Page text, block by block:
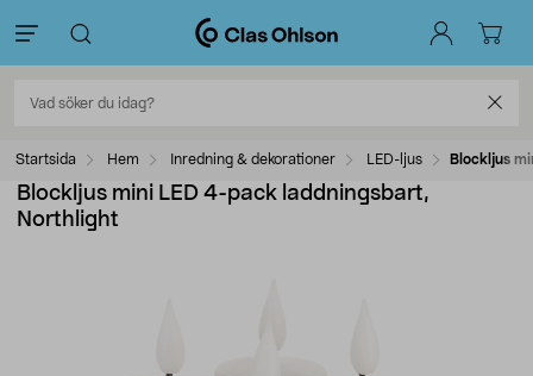
Startsida Hem Inredning & dekorationer LED-ljus Blockljus
Blockljus mini LED 4-pack laddningsbart,
Northlight